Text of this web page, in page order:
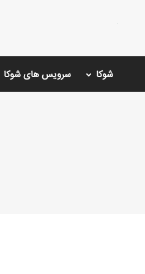
شوکا سرویس های شوکا